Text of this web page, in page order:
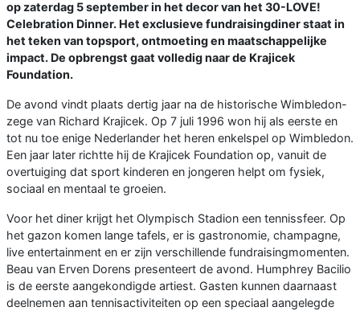
op zaterdag 5 september in het decor van het 30-LOVE!
Celebration Dinner. Het exclusieve fundraisingdiner staat in
het teken van topsport, ontmoeting en maatschappelijke
impact. De opbrengst gaat volledig naar de Krajicek
Foundation.
De avond vindt plaats dertig jaar na de historische Wimbledon-
zege van Richard Krajicek. Op 7 juli 1996 won hij als eerste en
tot nu toe enige Nederlander het heren enkelspel op Wimbledon.
Een jaar later richtte hij de Krajicek Foundation op, vanuit de
overtuiging dat sport kinderen en jongeren helpt om fysiek,
sociaal en mentaal te groeien.
Voor het diner krijgt het Olympisch Stadion een tennissfeer. Op
het gazon komen lange tafels, er is gastronomie, champagne,
live entertainment en er zijn verschillende fundraisingmomenten.
Beau van Erven Dorens presenteert de avond. Humphrey Bacilio
is de eerste aangekondigde artiest. Gasten kunnen daarnaast
deelnemen aan tennisactiviteiten op een speciaal aangelegde